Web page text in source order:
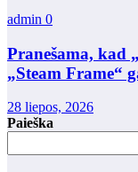
admin 0
Pranešama, kad
„Steam Frame“
28 liepos, 2026
Paieška